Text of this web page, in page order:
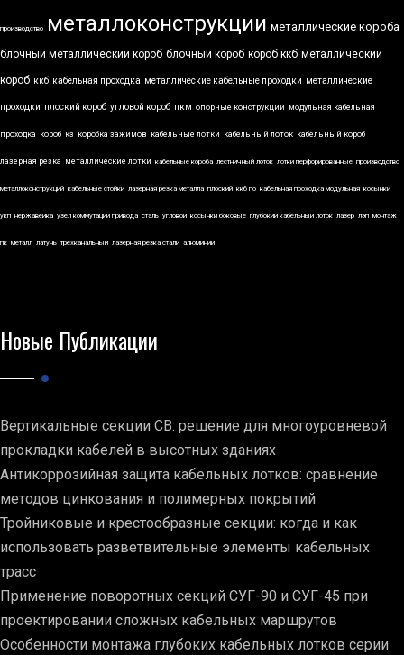
производство металлоконструкции металлические короба
блочный металлический короб блочный короб короб ккб металлический
короб ккб кабельная проходка металлические кабельные проходки металлические
проходки плоский короб угловой короб пкм опорные конструкции модульная кабельная
проходка короб кз коробка зажимов кабельные лотки кабельный лоток кабельный короб
лазерная резка металлические лотки кабельные короба лестничный лоток лотки перфорированные производство
металлоконструкций кабельные стойки лазерная резка металла плоский ккб по кабельная проходка модульная косынки
укп нержавейка узел коммутации привода сталь угловой косынки боковые глубокий кабельный лоток лазер лэп монтаж
пк металл латунь трехканальный лазерная резка стали алюминий
Новые Публикации
Вертикальные секции СВ: решение для многоуровневой
прокладки кабелей в высотных зданиях
Антикоррозийная защита кабельных лотков: сравнение
методов цинкования и полимерных покрытий
Тройниковые и крестообразные секции: когда и как
использовать разветвительные элементы кабельных
трасс
Применение поворотных секций СУГ-90 и СУГ-45 при
проектировании сложных кабельных маршрутов
Особенности монтажа глубоких кабельных лотков серии